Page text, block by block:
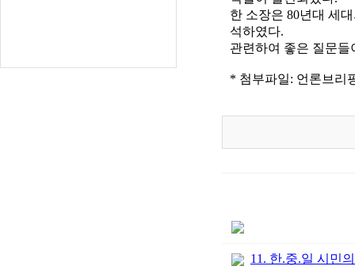
한 소장은 80년대 세
석하였다.
관련하여 좋은 질문
* 첨부파일: 언론브리
11. 한.중.일 시민